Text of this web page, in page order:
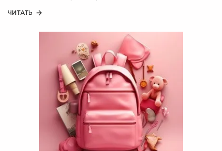
будет выбрать рюкзак.
ЧИТАТЬ